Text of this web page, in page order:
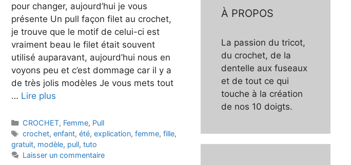
pour changer, aujourd’hui je vous
présente Un pull façon filet au crochet,
je trouve que le motif de celui-ci est
vraiment beau le filet était souvent
utilisé auparavant, aujourd’hui nous en
voyons peu et c’est dommage car il y a
de très jolis modèles Je vous mets tout
… Lire plus
Catégories
CROCHET, Femme, Pull
Étiquettes
crochet, enfant, été, explication, femme, fille,
gratuit, modèle, pull, tuto
Laisser un commentaire
À PROPOS
La passion du tricot,
du crochet, de la
dentelle aux fuseaux
et de tout ce qui
touche à la création
de nos 10 doigts.